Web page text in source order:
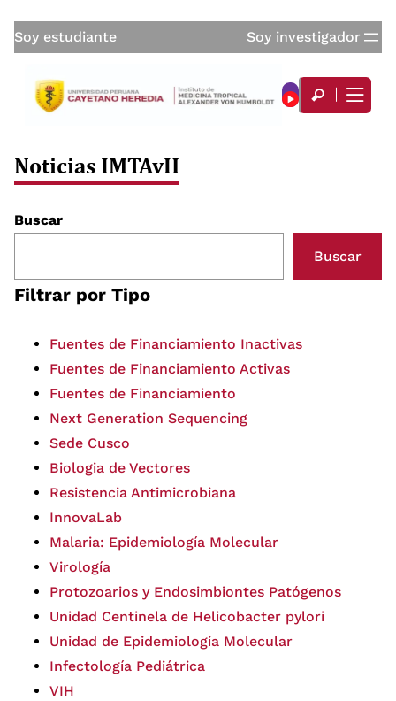
Soy estudiante Soy investigador
Noticias IMTAvH
Buscar
Buscar
Filtrar por Tipo
Fuentes de Financiamiento Inactivas
Fuentes de Financiamiento Activas
Fuentes de Financiamiento
Next Generation Sequencing
Sede Cusco
Biologia de Vectores
Resistencia Antimicrobiana
InnovaLab
Malaria: Epidemiología Molecular
Virología
Protozoarios y Endosimbiontes Patógenos
Unidad Centinela de Helicobacter pylori
Unidad de Epidemiología Molecular
Infectología Pediátrica
VIH